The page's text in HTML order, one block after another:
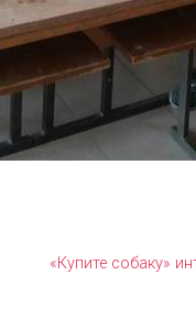
«Купите собаку»